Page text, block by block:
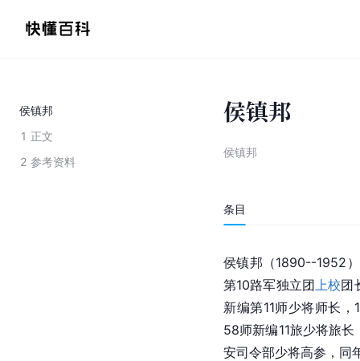
侯镇邦
1 正文
2 参考资料
侯镇邦
侯镇邦
条目
侯镇邦（1890--1952）
第10路军独立团 上校团
新编第11师少将师长
58师新编11旅少将旅
安司令部少将高参，同